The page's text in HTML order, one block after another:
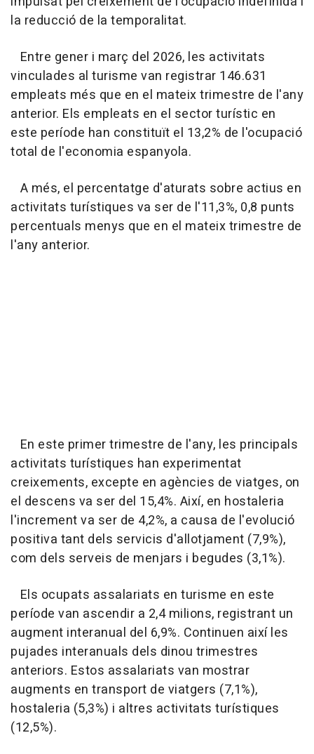
la reducció de la temporalitat.
Entre gener i març del 2026, les activitats
vinculades al turisme van registrar 146.631
empleats més que en el mateix trimestre de l'any
anterior. Els empleats en el sector turístic en
este període han constituït el 13,2% de l'ocupació
total de l'economia espanyola.
A més, el percentatge d'aturats sobre actius en
activitats turístiques va ser de l'11,3%, 0,8 punts
percentuals menys que en el mateix trimestre de
l'any anterior.
En este primer trimestre de l'any, les principals
activitats turístiques han experimentat
creixements, excepte en agències de viatges, on
el descens va ser del 15,4%. Així, en hostaleria
l'increment va ser de 4,2%, a causa de l'evolució
positiva tant dels servicis d'allotjament (7,9%),
com dels serveis de menjars i begudes (3,1%).
Els ocupats assalariats en turisme en este
període van ascendir a 2,4 milions, registrant un
augment interanual del 6,9%. Continuen així les
pujades interanuals dels dinou trimestres
anteriors. Estos assalariats van mostrar
augments en transport de viatgers (7,1%),
hostaleria (5,3%) i altres activitats turístiques
(12,5%).